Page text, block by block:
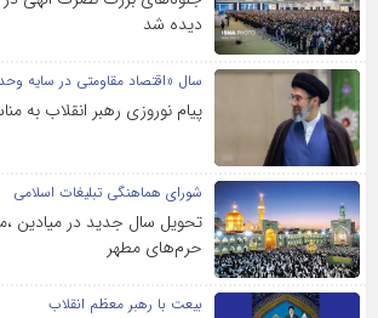
دیده شد
سال «اقتصاد مقاومتی در سایه
پیام نوروزی رهبر انقلاب به
شورای هماهنگی تبلیغات اسلامی
تحویل سال‌ جدید در میادین
حرم‌های‌ مطهر
بیعت با رهبر معظم انقلاب